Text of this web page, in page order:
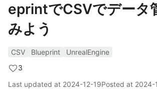
eprintでCSVでデータ
みよう
CSV Blueprint
UnrealEngine
3
Last updated at 2024-12-19Posted at 2024-